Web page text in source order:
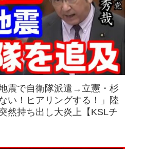
震で自衛隊派遣→立憲・杉
い！ヒアリングする！」陸
然持ち出し大炎上【KSLチ